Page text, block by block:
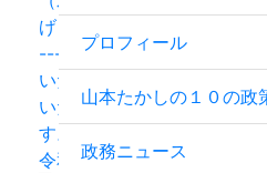
令和5年3月1日【事務所開き
プロフィール
山本たかしの１０の政
政務ニュース